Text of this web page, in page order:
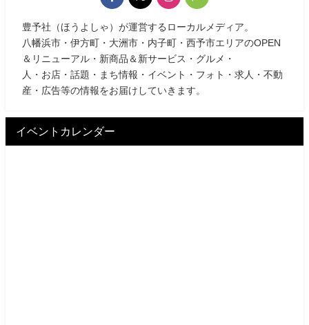
豊予社（ほうよしゃ）が運営するローカルメディア。
八幡浜市・伊方町・大洲市・内子町・西予市エリアのOPEN
＆リニューアル・新商品＆新サービス・グルメ・
人・お店・話題・まち情報・イベント・フォト・求人・不動
産・広告等の情報をお届けしていきます。
イベントカレンダー